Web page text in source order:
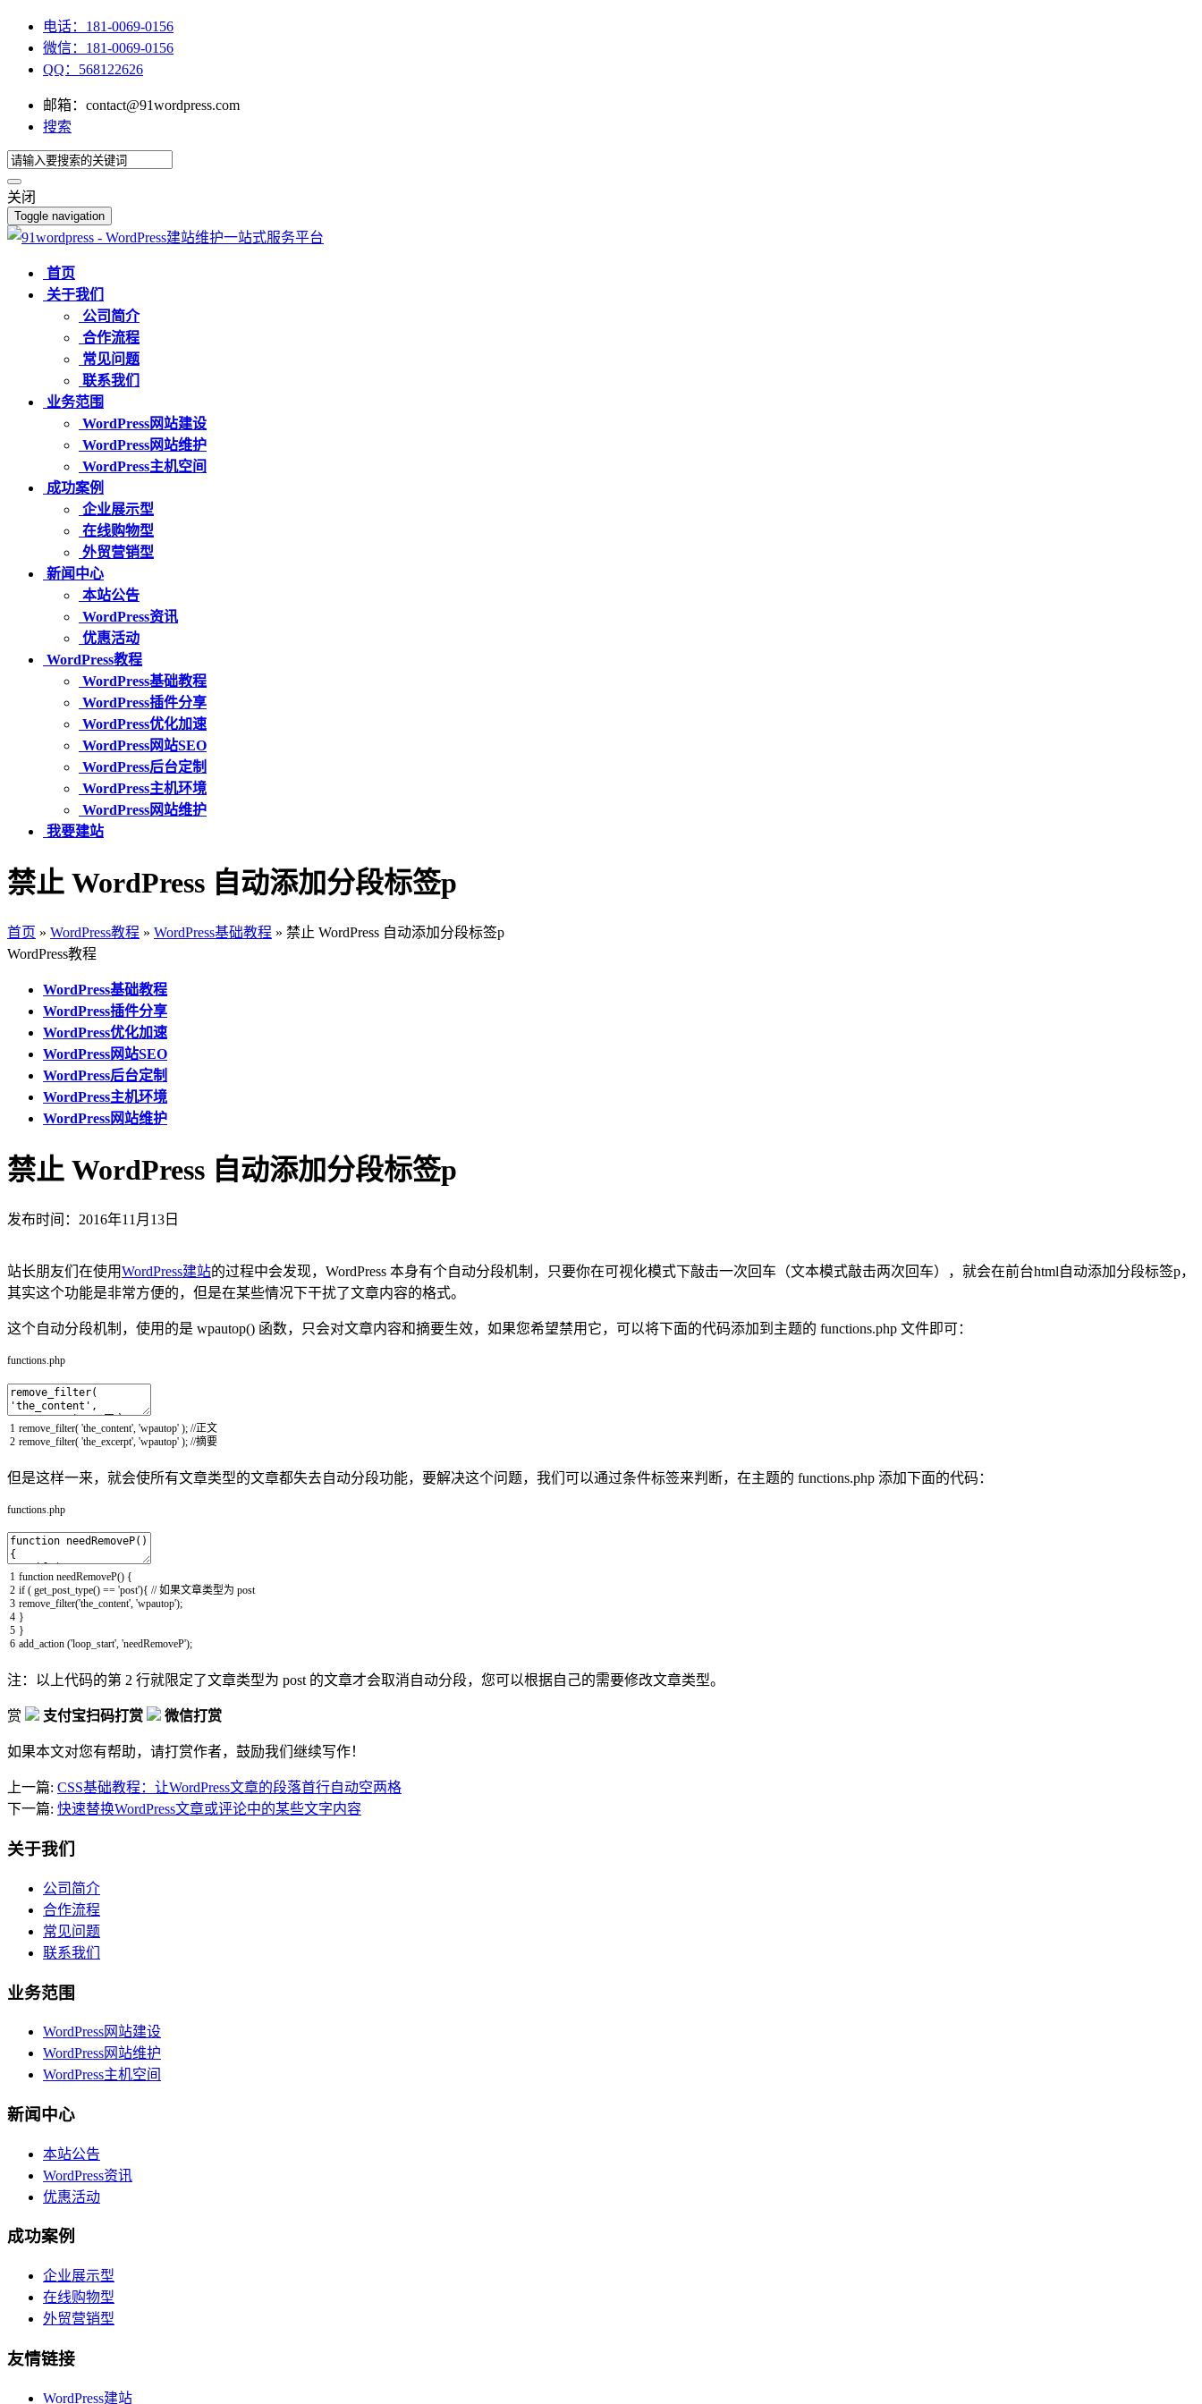
电话：181-0069-0156
微信：181-0069-0156
QQ：568122626
邮箱：contact@91wordpress.com
搜索
关闭
Toggle navigation
首页
关于我们
公司简介
合作流程
常见问题
联系我们
业务范围
WordPress网站建设
WordPress网站维护
WordPress主机空间
成功案例
企业展示型
在线购物型
外贸营销型
新闻中心
本站公告
WordPress资讯
优惠活动
WordPress教程
WordPress基础教程
WordPress插件分享
WordPress优化加速
WordPress网站SEO
WordPress后台定制
WordPress主机环境
WordPress网站维护
我要建站
禁止 WordPress 自动添加分段标签p
首页 » WordPress教程 » WordPress基础教程 » 禁止 WordPress 自动添加分段标签p
WordPress教程
WordPress基础教程
WordPress插件分享
WordPress优化加速
WordPress网站SEO
WordPress后台定制
WordPress主机环境
WordPress网站维护
禁止 WordPress 自动添加分段标签p
发布时间：2016年11月13日
站长朋友们在使用WordPress建站的过程中会发现，WordPress 本身有个自动分段机制，只要你在可视化模式下敲击一次回车（文本模式敲击两次回车），就会在前台html自动添加分段标签p，
其实这个功能是非常方便的，但是在某些情况下干扰了文章内容的格式。
这个自动分段机制，使用的是 wpautop() 函数，只会对文章内容和摘要生效，如果您希望禁用它，可以将下面的代码添加到主题的 functions.php 文件即可：
functions.php
1
2
remove_filter( 'the_content' 'wpautop' ); //正文
remove_filter( 'the_excerpt' 'wpautop' ); //摘要
但是这样一来，就会使所有文章类型的文章都失去自动分段功能，要解决这个问题，我们可以通过条件标签来判断，在主题的 functions.php 添加下面的代码：
functions.php
1
2
3
4
5
6
function needRemoveP() {
if ( get_post_type() == 'post'){ // 如果文章类型为 post
remove_filter('the_content', 'wpautop');
}
}
add_action ('loop_start', 'needRemoveP');
注：以上代码的第 2 行就限定了文章类型为 post 的文章才会取消自动分段，您可以根据自己的需要修改文章类型。
赏 支付宝扫码打赏 微信打赏
如果本文对您有帮助，请打赏作者，鼓励我们继续写作！
上一篇: CSS基础教程：让WordPress文章的段落首行自动空两格
下一篇: 快速替换WordPress文章或评论中的某些文字内容
关于我们
公司简介
合作流程
常见问题
联系我们
业务范围
WordPress网站建设
WordPress网站维护
WordPress主机空间
新闻中心
本站公告
WordPress资讯
优惠活动
成功案例
企业展示型
在线购物型
外贸营销型
友情链接
WordPress建站